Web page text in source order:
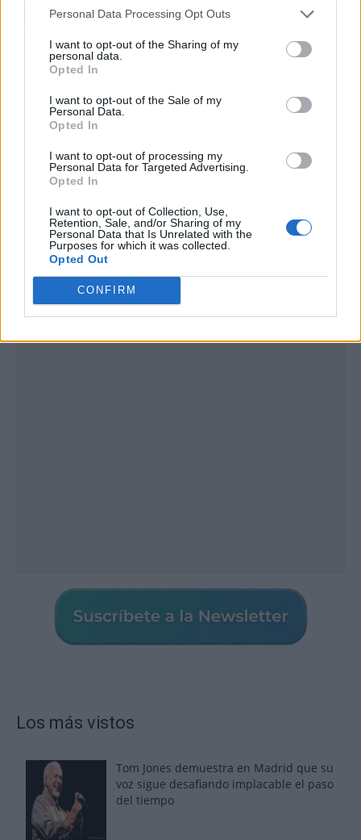
Personal Data Processing Opt Outs
I want to opt-out of the Sharing of my
personal data.
Opted In
I want to opt-out of the Sale of my
Personal Data.
Opted In
I want to opt-out of processing my
Personal Data for Targeted Advertising.
Opted In
I want to opt-out of Collection, Use,
Retention, Sale, and/or Sharing of my
Personal Data that Is Unrelated with the
Purposes for which it was collected.
Opted Out
CONFIRM
INFANCIA" EN LA
Los más vistos
Tom Jones demuestra en Madrid que su
voz sigue desafiando implacable el paso
del tiempo